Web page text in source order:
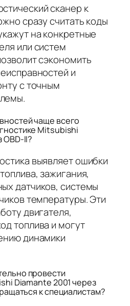
сканер к
сразу считать коды
на конкретные
или систем
сэкономить
и
с точным
чаще всего
Mitsubishi
OBD-II?
выявляет ошибки
зажигания,
датчиков, системы
температуры. Эти
двигателя,
топлива и могут
динамики
провести
Diamante 2001 через
к специалистам?